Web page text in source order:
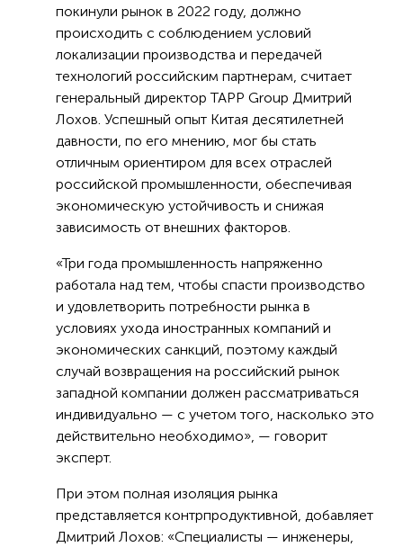
покинули рынок в 2022 году, должно
происходить с соблюдением условий
локализации производства и передачей
технологий российским партнерам, считает
генеральный директор TAPP Group Дмитрий
Лохов. Успешный опыт Китая десятилетней
давности, по его мнению, мог бы стать
отличным ориентиром для всех отраслей
российской промышленности, обеспечивая
экономическую устойчивость и снижая
зависимость от внешних факторов.
«Три года промышленность напряженно
работала над тем, чтобы спасти производство
и удовлетворить потребности рынка в
условиях ухода иностранных компаний и
экономических санкций, поэтому каждый
случай возвращения на российский рынок
западной компании должен рассматриваться
индивидуально — с учетом того, насколько это
действительно необходимо», — говорит
эксперт.
При этом полная изоляция рынка
представляется контрпродуктивной, добавляет
Дмитрий Лохов: «Специалисты — инженеры,